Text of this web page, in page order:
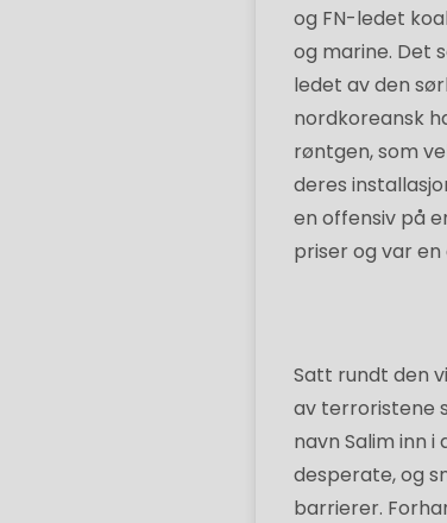
og FN-ledet
og marine. Det
ledet av den
nordkoreansk
røntgen, som
deres
en offensiv på
priser og var
Satt rundt den
av terroristene
navn Salim inn
desperate, og
barrierer.